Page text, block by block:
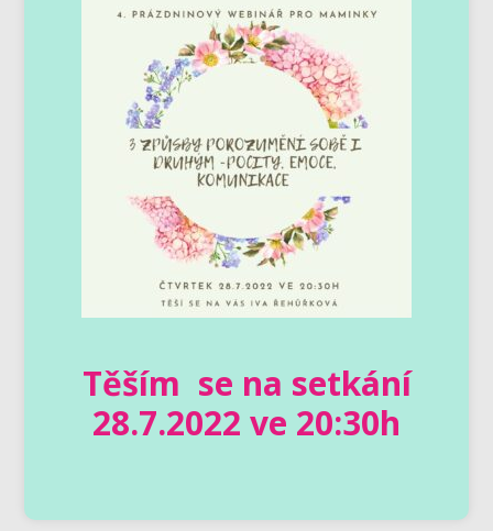
Těším se na setkání
28.7.2022 ve 20:30h